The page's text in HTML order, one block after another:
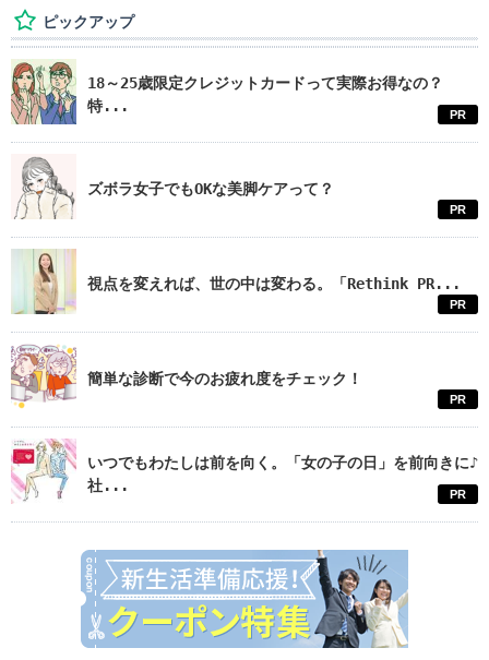
ピックアップ
18～25歳限定クレジットカードって実際お得なの？
特...
PR
ズボラ女子でもOKな美脚ケアって？
PR
視点を変えれば、世の中は変わる。「Rethink PR...
PR
簡単な診断で今のお疲れ度をチェック！
PR
いつでもわたしは前を向く。「女の子の日」を前向きに♪
社...
PR